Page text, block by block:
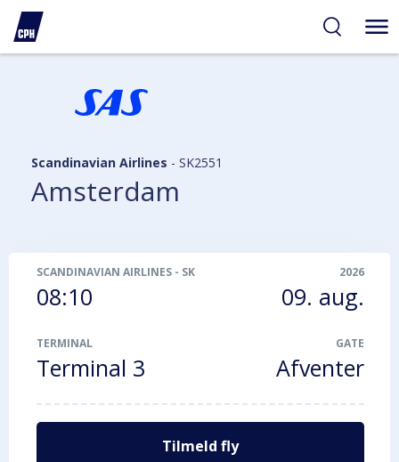
Scandinavian Airlines - SK2551
Amsterdam
SCANDINAVIAN AIRLINES - SK2551
08:10
2026
09. aug.
TERMINAL
Terminal 3
GATE
Afventer
Tilmeld fly